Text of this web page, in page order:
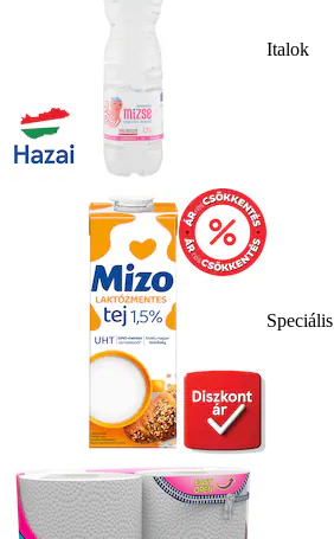
Italok
Speciális